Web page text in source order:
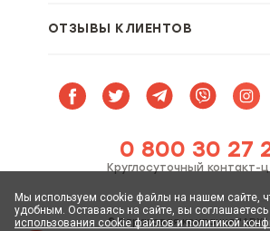
Мы используем cookie файлы на нашем сайте,
удобным. Оставаясь на сайте, вы соглашаетесь
использования cookie файлов и политикой
ОТЗЫВЫ КЛИЕНТОВ
© Страховая компания
0 800 30 27
Круглосуточный контакт-